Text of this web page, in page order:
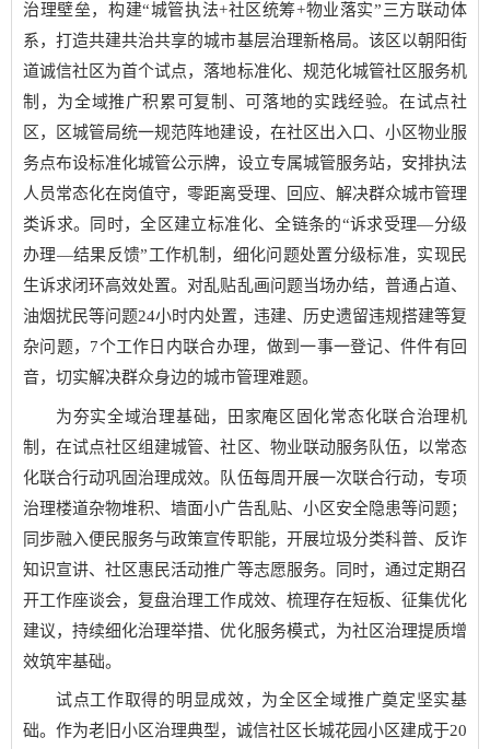
治理壁垒，构建“城管执法+社区统筹+物业落实”三方联动体
系，打造共建共治共享的城市基层治理新格局。该区以朝阳街
道诚信社区为首个试点，落地标准化、规范化城管社区服务机
制，为全域推广积累可复制、可落地的实践经验。在试点社
区，区城管局统一规范阵地建设，在社区出入口、小区物业服
务点布设标准化城管公示牌，设立专属城管服务站，安排执法
人员常态化在岗值守，零距离受理、回应、解决群众城市管理
类诉求。同时，全区建立标准化、全链条的“诉求受理—分级
办理—结果反馈”工作机制，细化问题处置分级标准，实现民
生诉求闭环高效处置。对乱贴乱画问题当场办结，普通占道、
油烟扰民等问题24小时内处置，违建、历史遗留违规搭建等复
杂问题，7个工作日内联合办理，做到一事一登记、件件有回
音，切实解决群众身边的城市管理难题。
为夯实全域治理基础，田家庵区固化常态化联合治理机
制，在试点社区组建城管、社区、物业联动服务队伍，以常态
化联合行动巩固治理成效。队伍每周开展一次联合行动，专项
治理楼道杂物堆积、墙面小广告乱贴、小区安全隐患等问题；
同步融入便民服务与政策宣传职能，开展垃圾分类科普、反诈
知识宣讲、社区惠民活动推广等志愿服务。同时，通过定期召
开工作座谈会，复盘治理工作成效、梳理存在短板、征集优化
建议，持续细化治理举措、优化服务模式，为社区治理提质增
效筑牢基础。
试点工作取得的明显成效，为全区全域推广奠定坚实基
础。作为老旧小区治理典型，诚信社区长城花园小区建成于20